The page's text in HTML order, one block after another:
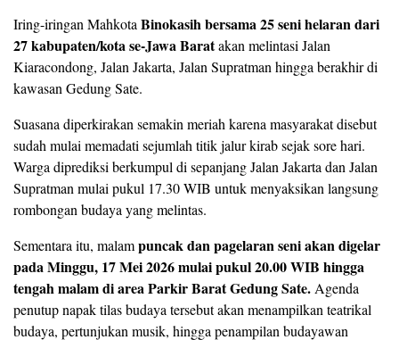
Iring-iringan MahkotaBinokasih bersama 25 seni helaran dari
27 kabupaten/kota se-Jawa Baratakan melintasi Jalan
Kiaracondong, Jalan Jakarta, Jalan Supratman hingga berakhir di
kawasan Gedung Sate.
Suasana diperkirakan semakin meriah karena masyarakat disebut
sudah mulai memadati sejumlah titik jalur kirab sejak sore hari.
Warga diprediksi berkumpul di sepanjang Jalan Jakarta dan Jalan
Supratman mulai pukul 17.30 WIB untuk menyaksikan langsung
rombongan budaya yang melintas.
Sementara itu, malampuncak dan pagelaran seni akan digelar
pada Minggu, 17 Mei 2026 mulai pukul 20.00 WIB hingga
tengah malam di area Parkir Barat Gedung Sate.Agenda
penutup napak tilas budaya tersebut akan menampilkan teatrikal
budaya, pertunjukan musik, hingga penampilan budayawan